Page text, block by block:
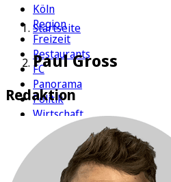
Köln
Region
Freizeit
Restaurants
FC
Panorama
Politik
Wirtschaft
Kultur
Rätsel
Newsletter
E-Paper
Startseite
Paul Gross
Redaktion